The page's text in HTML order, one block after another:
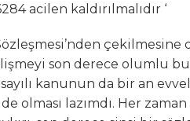
acilen kaldırılmalıdır ‘
son derece olumlu
kanunun da bir an
olması lazımdı. Her